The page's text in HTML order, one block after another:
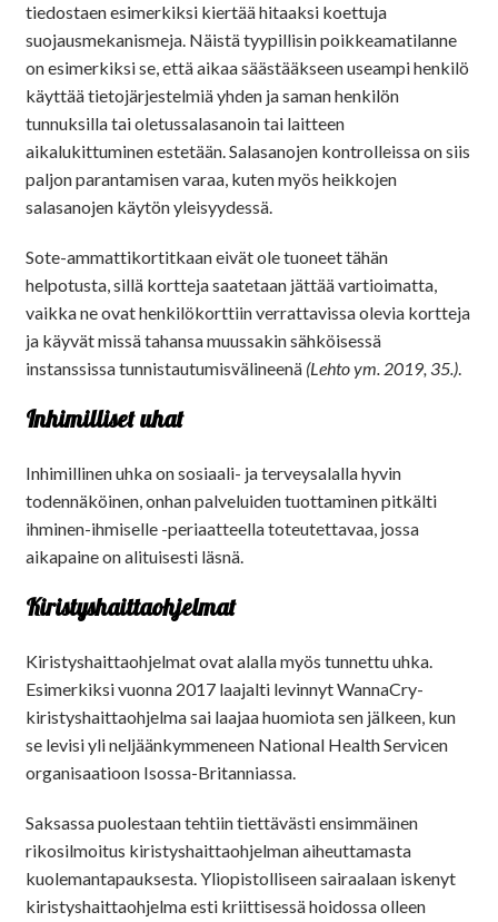
tiedostaen esimerkiksi kiertää hitaaksi koettuja
suojausmekanismeja. Näistä tyypillisin poikkeamatilanne
on esimerkiksi se, että aikaa säästääkseen useampi henkilö
käyttää tietojärjestelmiä yhden ja saman henkilön
tunnuksilla tai oletussalasanoin tai laitteen
aikalukittuminen estetään. Salasanojen kontrolleissa on siis
paljon parantamisen varaa, kuten myös heikkojen
salasanojen käytön yleisyydessä.
Sote-ammattikortitkaan eivät ole tuoneet tähän
helpotusta, sillä kortteja saatetaan jättää vartioimatta,
vaikka ne ovat henkilökorttiin verrattavissa olevia kortteja
ja käyvät missä tahansa muussakin sähköisessä
instanssissa tunnistautumisvälineenä (Lehto ym. 2019, 35.).
Inhimilliset uhat
Inhimillinen uhka on sosiaali- ja terveysalalla hyvin
todennäköinen, onhan palveluiden tuottaminen pitkälti
ihminen-ihmiselle -periaatteella toteutettavaa, jossa
aikapaine on alituisesti läsnä.
Kiristyshaittaohjelmat
Kiristyshaittaohjelmat ovat alalla myös tunnettu uhka.
Esimerkiksi vuonna 2017 laajalti levinnyt WannaCry-
kiristyshaittaohjelma sai laajaa huomiota sen jälkeen, kun
se levisi yli neljäänkymmeneen National Health Servicen
organisaatioon Isossa-Britanniassa.
Saksassa puolestaan tehtiin tiettävästi ensimmäinen
rikosilmoitus kiristyshaittaohjelman aiheuttamasta
kuolemantapauksesta. Yliopistolliseen sairaalaan iskenyt
kiristyshaittaohjelma esti kriittisessä hoidossa olleen